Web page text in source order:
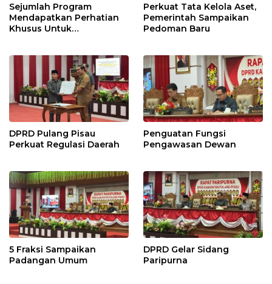
Sejumlah Program
Mendapatkan Perhatian
Khusus Untuk
Perkuat Tata Kelola Aset,
Pemerintah Sampaikan
Pedoman Baru
DPRD Pulang Pisau
Perkuat Regulasi Daerah
Penguatan Fungsi
Pengawasan Dewan
5 Fraksi Sampaikan
Padangan Umum
DPRD Gelar Sidang
Paripurna